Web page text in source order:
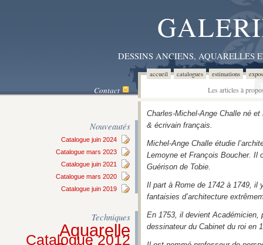
DESSINS ANCIENS,
accueil catalogues estimations
Contact Les articles à
Nouveautés
Catalogue juin 2024
Catalogue mars 2023
Catalogue juin 2021
Catalogue mars 2020
Catalogue juin 2019
Techniques
Aquarelle
Catalogue 2012
Charles-Michel-Ange Challe né
& écrivain français.
Michel-Ange Challe étudie
Lemoyne et François Boucher. Il
Guérison de Tobie.
Il part à Rome de 1742 à 1749, il
fantaisies d’architecture
En 1753, il devient Académicien,
dessinateur du Cabinet du roi en